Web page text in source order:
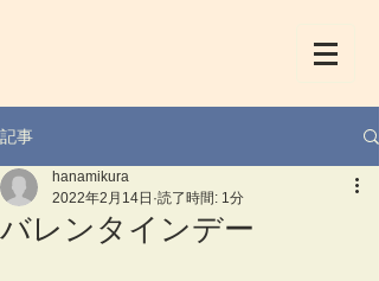
記事
バレンタインデー
hanamikura
2022年2月14日 読了時間: 1分